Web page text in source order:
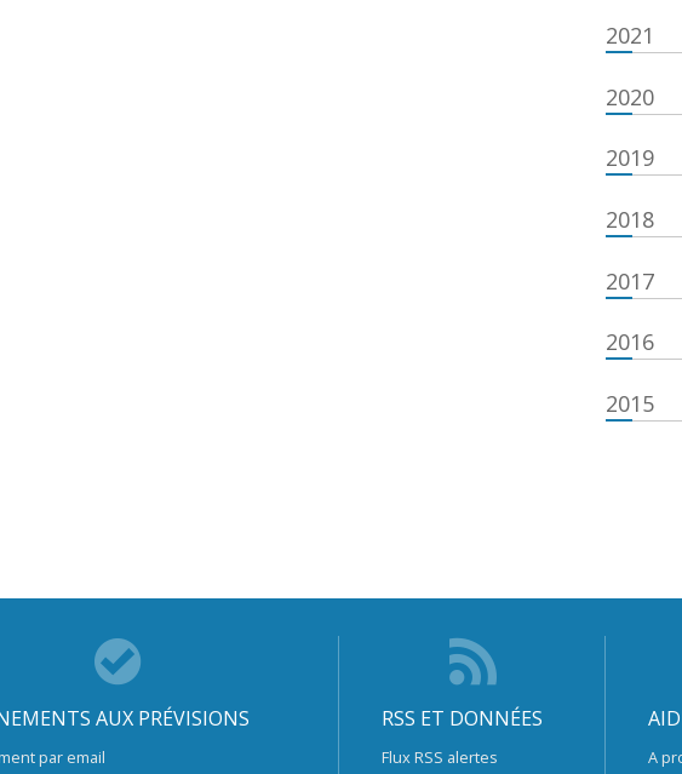
2021
2020
2019
2018
2017
2016
2015
AUX PRÉVISIONS
par email
RSS ET DONNÉES
Flux RSS alertes A